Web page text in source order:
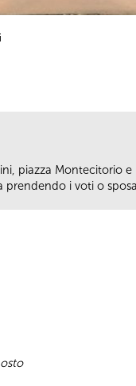
piazza Montecitorio
prendendo i voti o